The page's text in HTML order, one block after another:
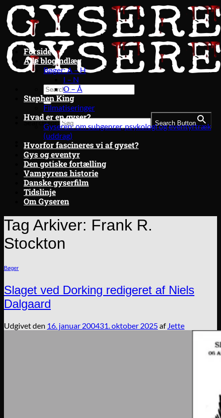
Fortsæt
til
indhold
Search for: Search Button
Forside
Alle blogindlæg
Bøger: A – H
I – N
O – Å
Stephen King
Filmatiseringer
Hvad er en gyser?
Gyseren: om subgenrer, psykologi og eventyrtræk
(uddrag)
Hvorfor fascineres vi af gyset?
Gys og eventyr
Den gotiske fortælling
Vampyrens historie
Danske gyserfilm
Tidslinje
Om Gyseren
Tag Arkiver: Frank R.
Stockton
Bøger
Slaget ved Dorking redigeret af Niels
Dalgaard
Udgivet den 16. januar 200431. oktober 2025af Jette